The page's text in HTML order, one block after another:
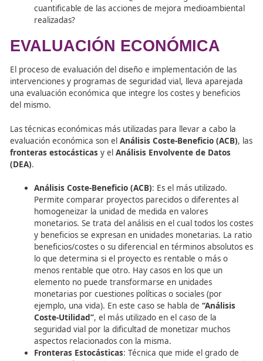
La incorporación de la perspectiva medioambiental en la
intervención o el impulso de su incorporación requiere
cuenta las siguientes
diagnóstico de la situación medioambiental del
donde se va a realizar la intervención?
líneas, marcos ideológicos, normativas o
Definición de destinatarios: ¿Les afectan los
carácter medioambiental? ¿Incluimos acciones,
o procesos que los destinatarios de la intervención
Formulación de objetivos: ¿Tenemos en cuenta
intervención la inclusión de objetivos acerca de
entorno, gestión eficiente y ahorro de
reducción de emisiones, formación
¿Existe algún objetivo de carácter
los y las destinatarias?
Plan de ejecución (actividades): Impacto
medioambiental de las actividades a realizar: ¿lo
conocemos? ¿Cómo lo medimos o lo vamos a
alternativas ante un impacto negativo?
Planes de recursos (personas responsables)
competencias, experiencias o formación tienen
personas que van a intervenir en el diseño y